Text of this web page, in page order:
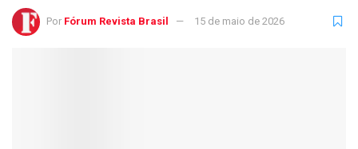
Por Fórum Revista Brasil 15 de maio de 2026